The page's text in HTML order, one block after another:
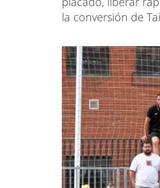
la conversión de